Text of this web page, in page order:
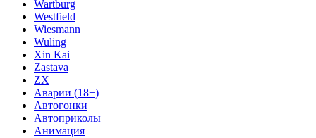
Wartburg
Westfield
Wiesmann
Wuling
Xin Kai
Zastava
ZX
Аварии (18+)
Автогонки
Автоприколы
Анимация